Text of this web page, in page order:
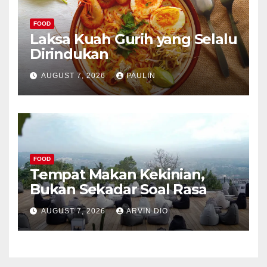
FOOD
Laksa Kuah Gurih yang Selalu
Dirindukan
AUGUST 7, 2026 PAULIN
FOOD
Tempat Makan Kekinian,
Bukan Sekadar Soal Rasa
AUGUST 7, 2026 ARVIN DIO